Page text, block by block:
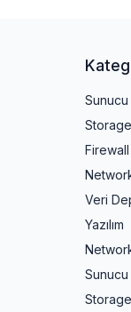
Sunucu
Storage
Firewall
Veri
Yazılım
Sunucu